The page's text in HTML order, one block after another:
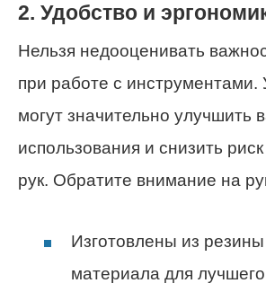
2. Удобство и
Нельзя недооценивать
при работе с инструментами.
могут значительно улучшить
использования и снизить
рук. Обратите внимание на
Изготовлены из резины
материала для